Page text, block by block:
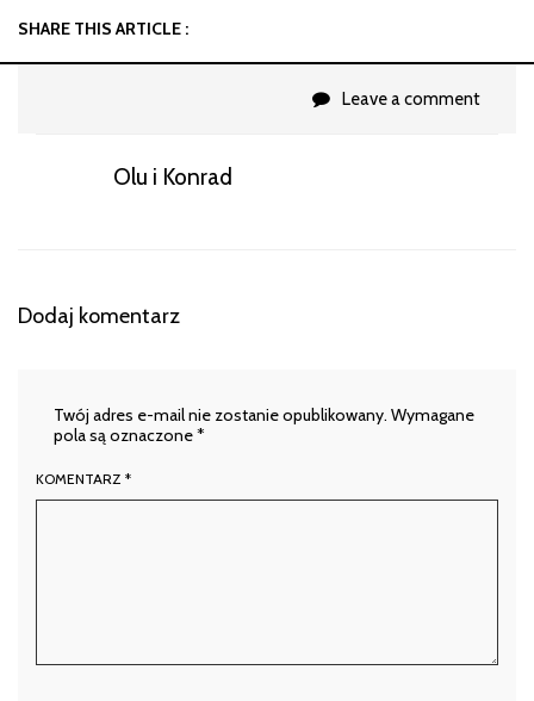
SHARE THIS ARTICLE :
Leave a comment
Olu i Konrad
Dodaj komentarz
Twój adres e-mail nie zostanie opublikowany. Wymagane
pola są oznaczone*
KOMENTARZ *